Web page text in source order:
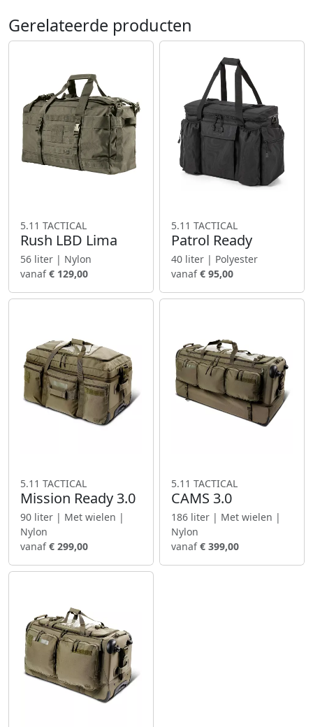
Gerelateerde producten
5.11 TACTICAL
Rush LBD Lima
56 liter | Nylon
vanaf€ 129,00
5.11 TACTICAL
Patrol Ready
40 liter | Polyester
vanaf€ 95,00
5.11 TACTICAL
Mission Ready 3.0
90 liter | Met wielen |
Nylon
vanaf€ 299,00
5.11 TACTICAL
CAMS 3.0
186 liter | Met wielen |
Nylon
vanaf€ 399,00